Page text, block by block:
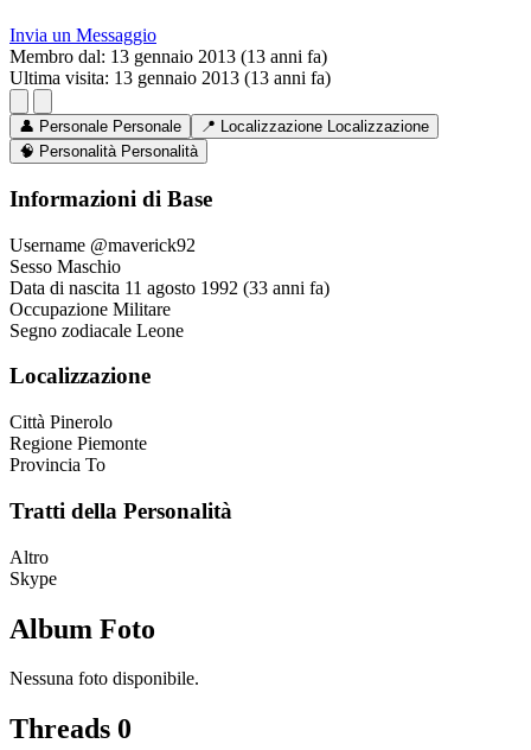
Invia un Messaggio
Membro dal: 13 gennaio 2013 (13 anni fa)
Ultima visita: 13 gennaio 2013 (13 anni fa)
👤 Personale Personale 📍 Localizzazione Localizzazione
🧠 Personalità Personalità
Informazioni di Base
Username @maverick92
Sesso Maschio
Data di nascita 11 agosto 1992 (33 anni fa)
Occupazione Militare
Segno zodiacale Leone
Localizzazione
Città Pinerolo
Regione Piemonte
Provincia To
Tratti della Personalità
Altro
Skype
Album Foto
Nessuna foto disponibile.
Threads 0